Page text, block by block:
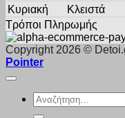
Κυριακή
Κλειστά
Τρόποι Πληρωμής
Copyright 2026 ©
Pointer
Αναζήτηση
για: